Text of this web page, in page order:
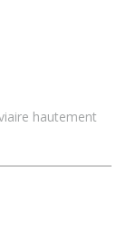
hautement